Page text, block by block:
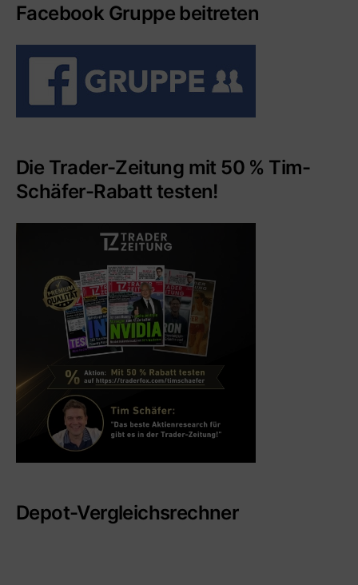
Facebook Gruppe beitreten
Die Trader-Zeitung mit 50 % Tim-
Schäfer-Rabatt testen!
Depot-Vergleichsrechner